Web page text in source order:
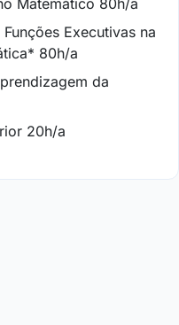
Executivas na
80h/a
da
20h/a